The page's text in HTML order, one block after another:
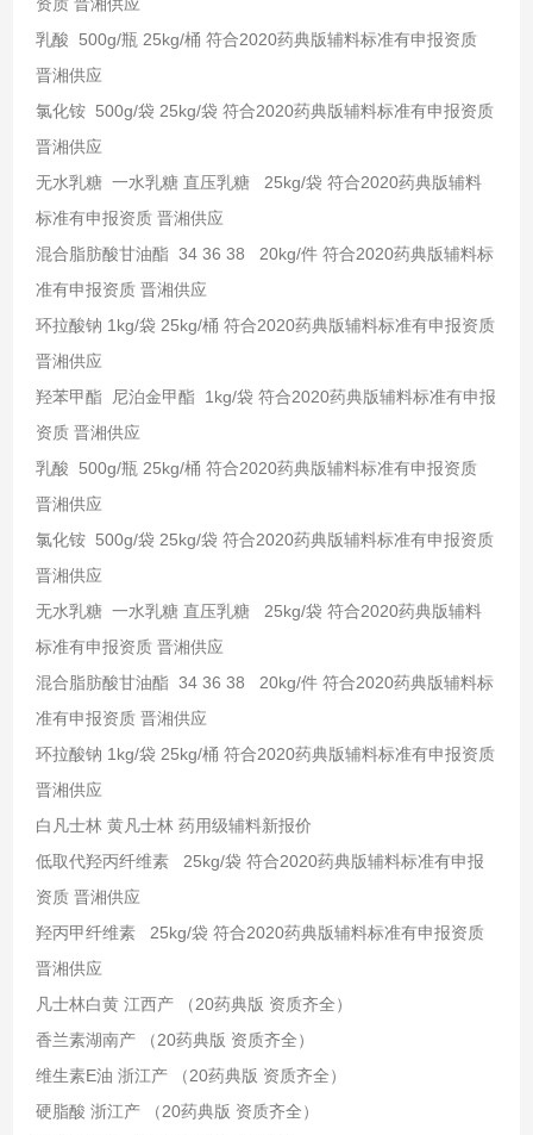
乳酸 500g/瓶 25kg/桶 符合2020药典版辅料标准有申报资质
晋湘供应
氯化铵 500g/袋 25kg/袋 符合2020药典版辅料标准有申报资质
晋湘供应
无水乳糖 一水乳糖 直压乳糖 25kg/袋 符合2020药典版辅料
标准有申报资质 晋湘供应
混合脂肪酸甘油酯 34 36 38 20kg/件 符合2020药典版辅料标
准有申报资质 晋湘供应
环拉酸钠 1kg/袋 25kg/桶 符合2020药典版辅料标准有申报资质
晋湘供应
羟苯甲酯 尼泊金甲酯 1kg/袋 符合2020药典版辅料标准有申报
资质 晋湘供应
乳酸 500g/瓶 25kg/桶 符合2020药典版辅料标准有申报资质
晋湘供应
氯化铵 500g/袋 25kg/袋 符合2020药典版辅料标准有申报资质
晋湘供应
无水乳糖 一水乳糖 直压乳糖 25kg/袋 符合2020药典版辅料
标准有申报资质 晋湘供应
混合脂肪酸甘油酯 34 36 38 20kg/件 符合2020药典版辅料标
准有申报资质 晋湘供应
环拉酸钠 1kg/袋 25kg/桶 符合2020药典版辅料标准有申报资质
晋湘供应
白凡士林 黄凡士林 药用级辅料新报价
低取代羟丙纤维素 25kg/袋 符合2020药典版辅料标准有申报
资质 晋湘供应
羟丙甲纤维素 25kg/袋 符合2020药典版辅料标准有申报资质
晋湘供应
凡士林白黄 江西产 （20药典版 资质齐全）
香兰素湖南产 （20药典版 资质齐全）
维生素E油 浙江产 （20药典版 资质齐全）
硬脂酸 浙江产 （20药典版 资质齐全）